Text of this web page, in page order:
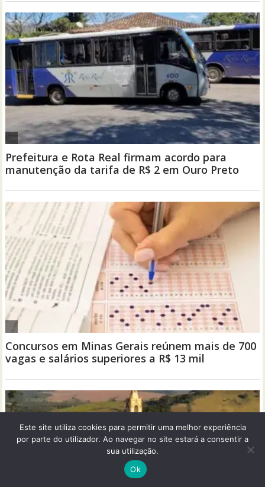
Este site utiliza cookies para permitir uma melhor experiência
por parte do utilizador. Ao navegar no site estará a consentir a
sua utilização.
Ok